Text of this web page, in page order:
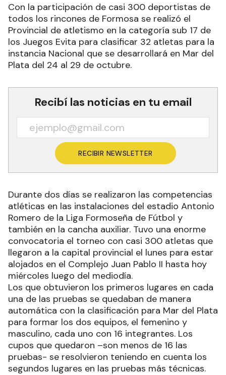
Con la participación de casi 300 deportistas de
todos los rincones de Formosa se realizó el
Provincial de atletismo en la categoría sub 17 de
los Juegos Evita para clasificar 32 atletas para la
instancia Nacional que se desarrollará en Mar del
Plata del 24 al 29 de octubre.
Recibí las noticias en tu email
RECIBIR NEWSLETTER
Durante dos días se realizaron las competencias
atléticas en las instalaciones del estadio Antonio
Romero de la Liga Formoseña de Fútbol y
también en la cancha auxiliar. Tuvo una enorme
convocatoria el torneo con casi 300 atletas que
llegaron a la capital provincial el lunes para estar
alojados en el Complejo Juan Pablo II hasta hoy
miércoles luego del mediodía.
Los que obtuvieron los primeros lugares en cada
una de las pruebas se quedaban de manera
automática con la clasificación para Mar del Plata
para formar los dos equipos, el femenino y
masculino, cada uno con 16 integrantes. Los
cupos que quedaron –son menos de 16 las
pruebas- se resolvieron teniendo en cuenta los
segundos lugares en las pruebas más técnicas.